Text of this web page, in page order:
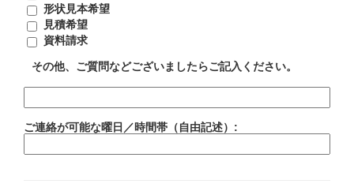
形状見本希望
見積希望
資料請求
その他、ご質問などございましたらご記入ください。
ご連絡が可能な曜日／時間帯（自由記述）: